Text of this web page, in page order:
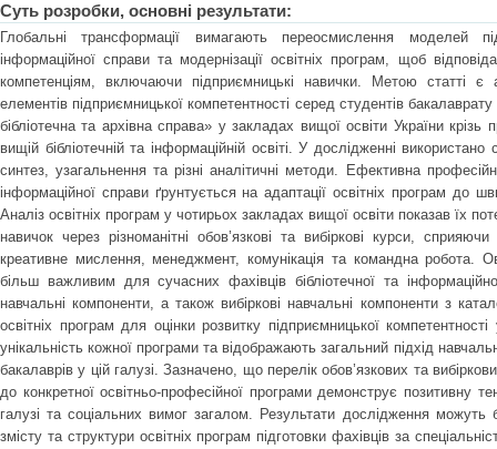
Суть розробки, основні результати:
Глобальні трансформації вимагають переосмислення моделей
інформаційної справи та модернізації освітніх програм, щоб
компетенціям, включаючи підприємницькі навички. Метою статті є
елементів підприємницької компетентності серед студентів
бібліотечна та архівна справа» у закладах вищої освіти України
вищій бібліотечній та інформаційній освіті. У дослідженні
синтез, узагальнення та різні аналітичні методи. Ефективна
інформаційної справи ґрунтується на адаптації освітніх програм до
Аналіз освітніх програм у чотирьох закладах вищої освіти показав їх
навичок через різноманітні обов’язкові та вибіркові курси,
креативне мислення, менеджмент, комунікація та командна робота.
більш важливим для сучасних фахівців бібліотечної та
навчальні компоненти, а також вибіркові навчальні компоненти з
освітніх програм для оцінки розвитку підприємницької
унікальність кожної програми та відображають загальний підхід
бакалаврів у цій галузі. Зазначено, що перелік обов’язкових та
до конкретної освітньо-професійної програми демонструє позитивну
галузі та соціальних вимог загалом. Результати дослідження можуть
змісту та структури освітніх програм підготовки фахівців за